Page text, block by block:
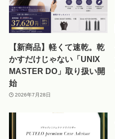
【新商品】軽くて速乾。乾
かすだけじゃない「UNIX
MASTER DO」取り扱い開
始
2026年7月28日